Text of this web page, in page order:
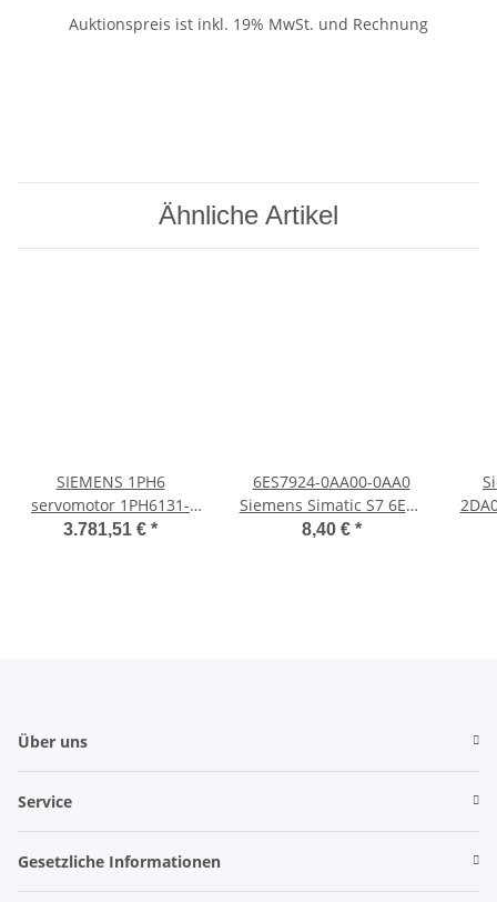
Auktionspreis ist inkl. 19% MwSt. und Rechnung
Ähnliche Artikel
SIEMENS 1PH6
servomotor 1PH6131-
4NG46 SPINDLE SERVO3.781,51 € *
6ES7924-0AA00-0AA0
Siemens Simatic S7 6ES7
924-0AA00-0AA0
8,40 € *
Über uns
Service
Gesetzliche Informationen